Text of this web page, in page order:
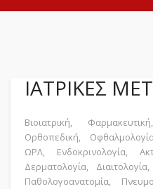
ΙΑΤΡΙΚΈΣ
Βιοιατρική,
Ορθοπεδική,
ΩΡΛ, Ενδοκρινολογία,
Δερματολογία,
Παθολογοανατομία,